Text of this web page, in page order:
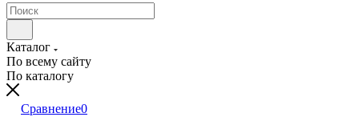
Каталог
По всему сайту
По каталогу
Сравнение0